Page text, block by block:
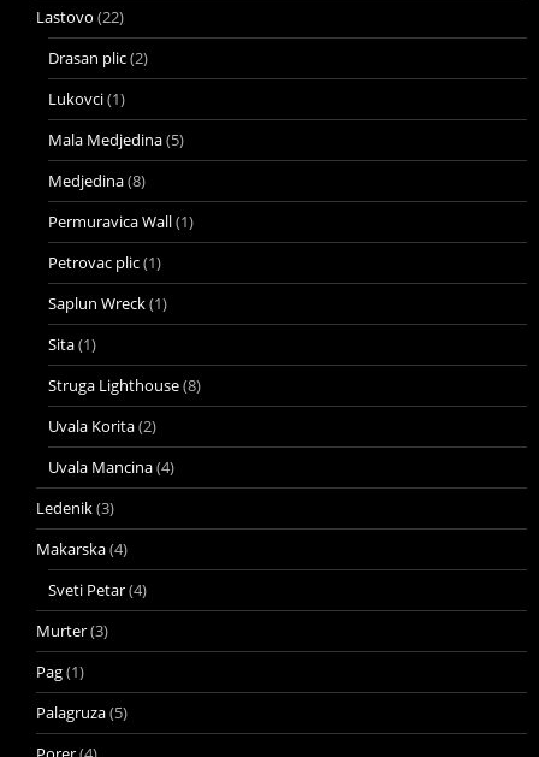
Lastovo (22)
Drasan plic(2)
Lukovci(1)
Mala Medjedina(5)
Medjedina(8)
Permuravica Wall(1)
Petrovac plic(1)
Saplun Wreck(1)
Sita(1)
Struga Lighthouse(8)
Uvala Korita(2)
Uvala Mancina(4)
Ledenik(3)
Makarska(4)
Sveti Petar(4)
Murter(3)
Pag(1)
Palagruza(5)